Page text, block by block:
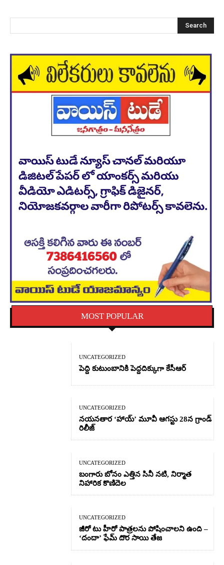
Search
MOST POPULAR
UNCATEGORIZED
పెద్ది కుటుంబానికి పెద్దదిక్కుగా కేసీఆర్
UNCATEGORIZED
నయనతార ‘హాయ్’ మూవీ ఆగస్టు 28న గ్రాండ్
రిలీజ్
UNCATEGORIZED
బంగారు బోనం ఎత్తిన సినీ నటి, నిర్మాత
నిహారిక కొణిదెల
UNCATEGORIZED
జీరో టు హీరో పాత్రలను పోషించాలని ఉంది –
‘దందా’ ఫేమ్ దొర సాయి తేజ